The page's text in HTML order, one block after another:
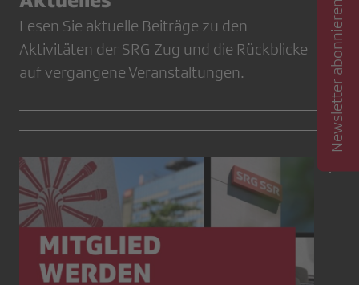
Lesen Sie aktuelle Beiträge zu den
Aktivitäten der SRG Zug und die Rückblicke
auf vergangene Veranstaltungen.
Newsletter abonnieren